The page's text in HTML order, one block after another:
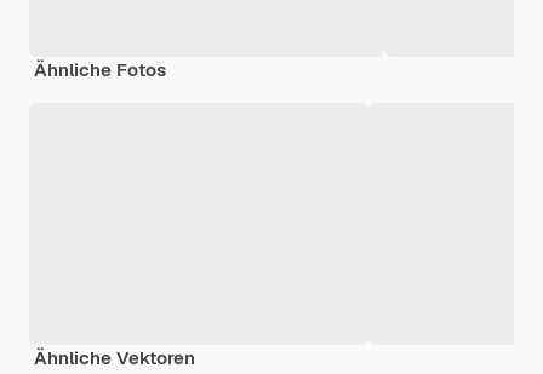
Ähnliche Fotos
Ähnliche Vektoren